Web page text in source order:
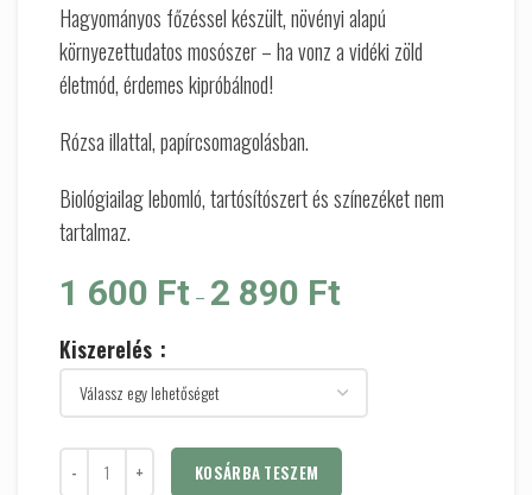
Hagyományos főzéssel készült, növényi alapú
környezettudatos mosószer – ha vonz a vidéki zöld
életmód, érdemes kipróbálnod!
Rózsa illattal, papírcsomagolásban.
Biológiailag lebomló, tartósítószert és színezéket nem
tartalmaz.
1 600 Ft– 2 890 Ft
Kiszerelés
KOSÁRBA TESZEM